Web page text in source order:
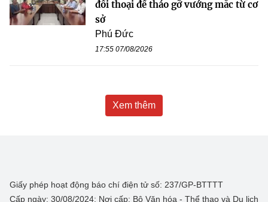
đối thoại để tháo gỡ vướng mắc từ cơ
sở
Phú Đức
17:55 07/08/2026
Xem thêm
Giấy phép hoạt động báo chí điện tử số: 237/GP-BTTTT
Cấp ngày: 30/08/2024; Nơi cấp: Bộ Văn hóa - Thể thao và Du lịch